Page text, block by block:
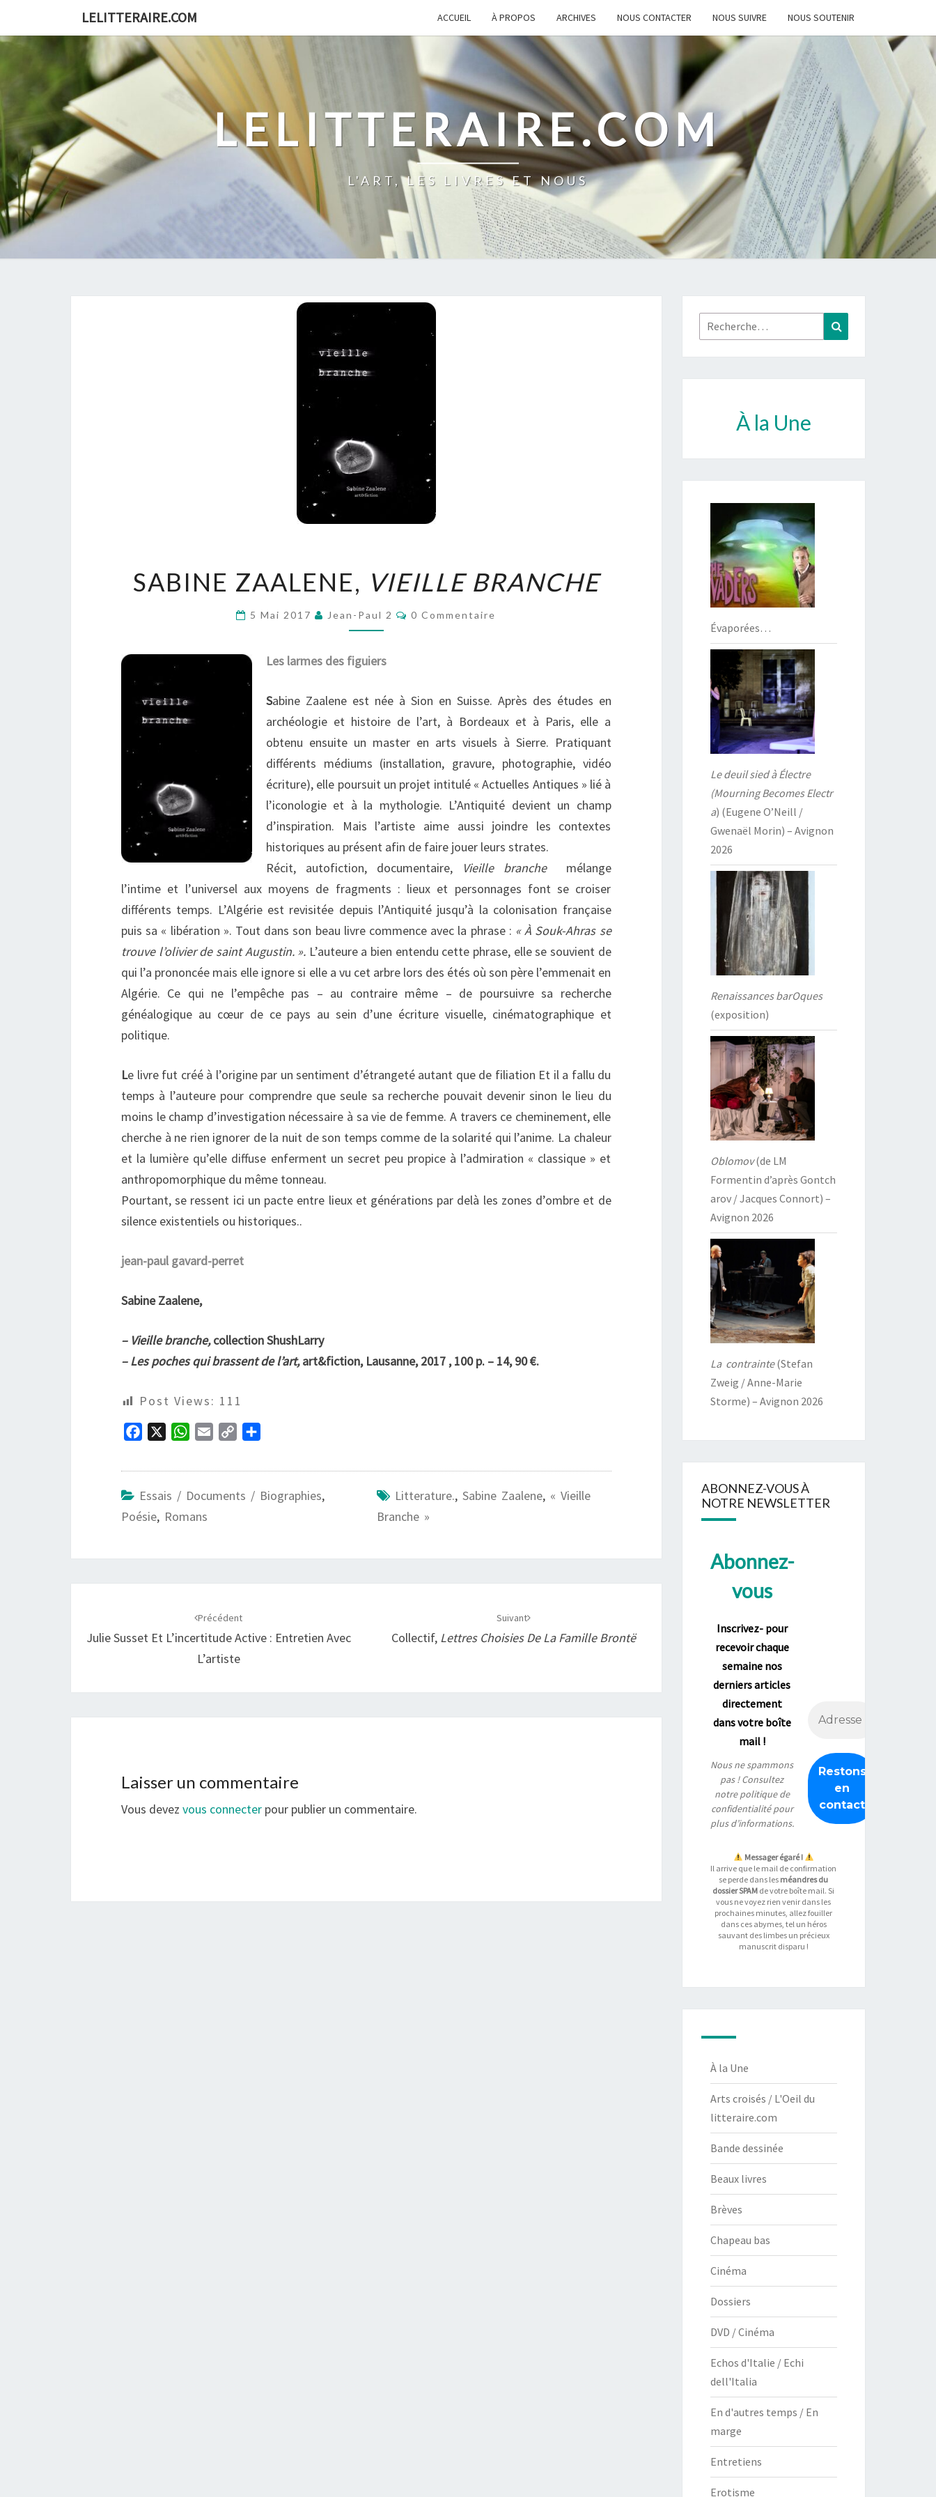
content
LELITTERAIRE.COM ACCUEIL À PROPOS ARCHIVES NOUS CONTACTER NOUS SUIVRE NOUS SOUTENIR
LELITTERAIRE.COM
L'ART, LES LIVRES ET NOUS
ZAALENE,
SABINE ZAALENE, VIEILLE BRANCHE
5 Mai 2017 Jean-Paul 2 Commentaires
0 Commentaire
Les larmes des figuiers
Sabine Zaalene est née à Sion en Suisse. Après des études en
archéologie et histoire de l’art, à Bordeaux et à Paris, elle a
obtenu ensuite un master en arts visuels à Sierre. Pratiquant
différents médiums (installation, gravure, photographie, vidéo
écriture), elle poursuit un projet intitulé « Actuelles Antiques » lié à
l’iconologie et à la mythologie. L’Antiquité devient un champ
d’inspiration. Mais l’artiste aime aussi joindre les contextes
historiques au présent afin de faire jouer leurs strates.
Récit, autofiction, documentaire,
Vieille branchemélange
l’intime et l’universel aux moyens de fragments : lieux et personnages font se croiser
différents temps. L’Algérie est revisitée depuis l’Antiquité jusqu’à la colonisation française
puis sa « libération ». Tout dans son beau livre commence avec la phrase : « À Souk-Ahras se
trouve l’olivier de saint Augustin. ». L’auteure a bien entendu cette phrase, elle se souvient de
qui l’a prononcée mais elle ignore si elle a vu cet arbre lors des étés où son père l’emmenait en
Algérie. Ce qui ne l’empêche pas – au contraire même – de poursuivre sa recherche
généalogique au cœur de ce pays au sein d’une écriture visuelle, cinématographique et
politique.
Le livre fut créé à l’origine par un sentiment d’étrangeté autant que de filiation Et il a fallu du
temps à l’auteure pour comprendre que seule sa recherche pouvait devenir sinon le lieu du
moins le champ d’investigation nécessaire à sa vie de femme. A travers ce cheminement, elle
cherche à ne rien ignorer de la nuit de son temps comme de la solarité qui l’anime. La chaleur
et la lumière qu’elle diffuse enferment un secret peu propice à l’admiration « classique » et
anthropomorphique du même tonneau.
Pourtant, se ressent ici un pacte entre lieux et générations par delà les zones d’ombre et de
silence existentiels ou historiques..
jean-paul gavard-perret
Sabine Zaalene,
– Vieille branche,collection ShushLarry
– Les poches qui brassent de l’art,art&fiction, Lausanne, 2017 , 100 p. – 14, 90 €.
Post Views: 111
c
b
o
k
W
a
s
A
p
a
l
p
L
k
r
a
r
Essais / Documents / Biographies,
Poésie, Romans
Litterature., Sabine Zaalene, « Vieille
Branche »
Précédent
Julie Susset Et L’incertitude Active : Entretien Avec
L’artiste
Suivant
Collectif, Lettres Choisies De La Famille Brontë
Laisser un commentaire
Vous devez vous connecter pour publier un commentaire.
Rechercher :
À la Une
Évaporées…
Le deuil sied à Électre
(Mourning Becomes Electr
a) (Eugene O’Neill /
Gwenaël Morin) – Avignon
2026
Renaissances barOques
(exposition)
Oblomov(de LM
Formentin d’après Gontch
arov / Jacques Connort) –
Avignon 2026
La contrainte(Stefan
Zweig / Anne-Marie
Storme) – Avignon 2026
ABONNEZ-VOUS À
NOTRE NEWSLETTER
Abonnez-
vous
Inscrivez- pour
recevoir chaque
semaine nos
derniers articles
directement
dans votre boîte
mail !
Nous ne spammons
pas ! Consultez
notrepolitique de
confidentialitépour
plus d’informations.
Messager égaré !
Il arrive que le mail de confirmation
se perde dans les méandres du
dossier SPAM de votre boîte mail. Si
vous ne voyez rien venir dans les
prochaines minutes, allez fouiller
dans ces abymes, tel un héros
sauvant des limbes un précieux
manuscrit disparu !
À la Une
Arts croisés / L'Oeil du
litteraire.com
Bande dessinée
Beaux livres
Brèves
Chapeau bas
Cinéma
Dossiers
DVD / Cinéma
Echos d'Italie / Echi
dell'Italia
En d'autres temps / En
marge
Entretiens
Erotisme